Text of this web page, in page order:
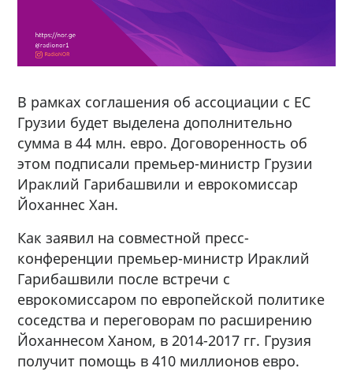
В рамках соглашения об ассоциации с ЕС
Грузии будет выделена дополнительно
сумма в 44 млн. евро. Договоренность об
этом подписали премьер-министр Грузии
Ираклий Гарибашвили и еврокомиссар
Йоханнес Хан.
Как заявил на совместной пресс-
конференции премьер-министр Ираклий
Гарибашвили после встречи с
еврокомиссаром по европейской политике
соседства и переговорам по расширению
Йоханнесом Ханом, в 2014-2017 гг. Грузия
получит помощь в 410 миллионов евро.